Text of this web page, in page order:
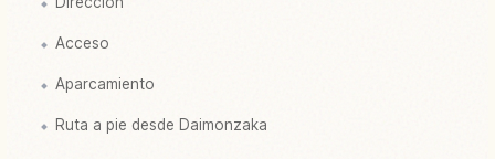
Acceso
Aparcamiento
Ruta a pie desde Daimonzaka